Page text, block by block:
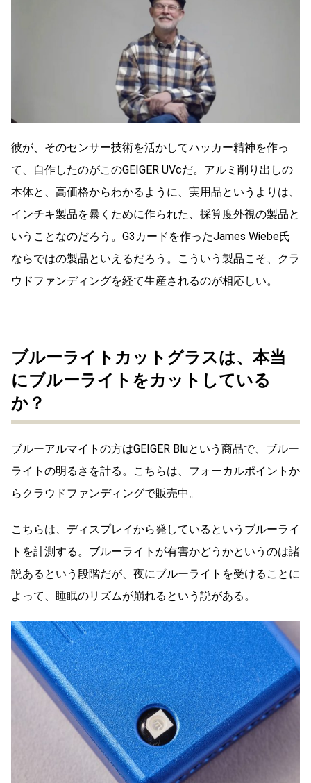
彼が、そのセンサー技術を活かしてハッカー精神を作っ
て、自作したのがこのGEIGER UVcだ。アルミ削り出しの
本体と、高価格からわかるように、実用品というよりは、
インチキ製品を暴くために作られた、採算度外視の製品と
いうことなのだろう。G3カードを作ったJames Wiebe氏
ならではの製品といえるだろう。こういう製品こそ、クラ
ウドファンディングを経て生産されるのが相応しい。
ブルーライトカットグラスは、本当
にブルーライトをカットしている
か？
ブルーアルマイトの方はGEIGER Bluという商品で、ブルー
ライトの明るさを計る。こちらは、フォーカルポイントか
らクラウドファンディングで販売中。
こちらは、ディスプレイから発しているというブルーライ
トを計測する。ブルーライトが有害かどうかというのは諸
説あるという段階だが、夜にブルーライトを受けることに
よって、睡眠のリズムが崩れるという説がある。